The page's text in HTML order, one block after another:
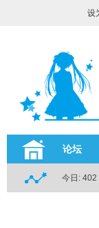
设
论坛
今日: 402